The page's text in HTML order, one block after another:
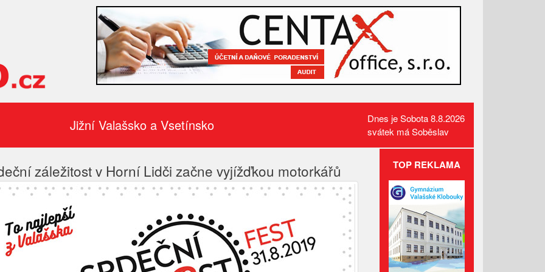
Požár pole v Lidečku vznikl při
sklizňových pracích. Oheň
zastavili hasiči
Kamerový systém nově dohlíží
na skatepark v Luhačovicích
Jižní Valašsko a Vsetínsko
Dnes je Sobota 8.8.2026
svátek má Soběslav
záležitost v Horní Lidči začne vyjížďkou motorkářů TOP REKLAMA